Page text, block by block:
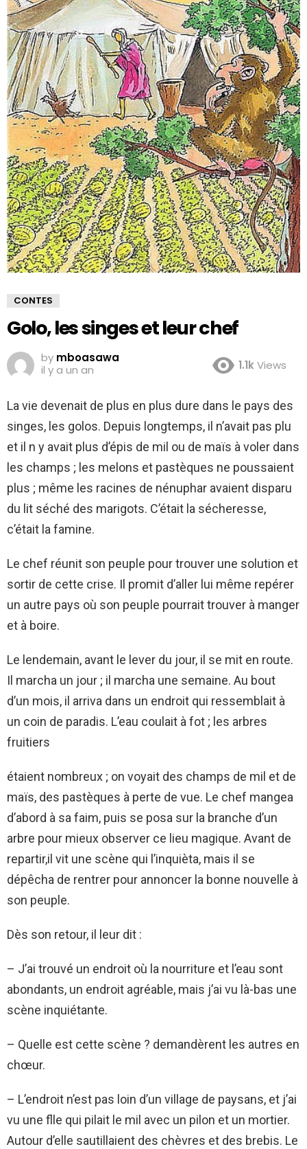
CONTES
Golo, les singes et leur chef
by mboasawa
il y a un an
1.1kViews
La vie devenait de plus en plus dure dans le pays des
singes, les golos. Depuis longtemps, il n’avait pas plu
et il n y avait plus d’épis de mil ou de maïs à voler dans
les champs ; les melons et pastèques ne poussaient
plus ; même les racines de nénuphar avaient disparu
du lit séché des marigots. C’était la sécheresse,
c’était la famine.
Le chef réunit son peuple pour trouver une solution et
sortir de cette crise. Il promit d’aller lui même repérer
un autre pays où son peuple pourrait trouver à manger
et à boire.
Le lendemain, avant le lever du jour, il se mit en route.
Il marcha un jour ; il marcha une semaine. Au bout
d’un mois, il arriva dans un endroit qui ressemblait à
un coin de paradis. L’eau coulait à fot ; les arbres
fruitiers
étaient nombreux ; on voyait des champs de mil et de
maïs, des pastèques à perte de vue. Le chef mangea
d’abord à sa faim, puis se posa sur la branche d’un
arbre pour mieux observer ce lieu magique. Avant de
repartir,il vit une scène qui l’inquièta, mais il se
dépêcha de rentrer pour annoncer la bonne nouvelle à
son peuple.
Dès son retour, il leur dit :
– J’ai trouvé un endroit où la nourriture et l’eau sont
abondants, un endroit agréable, mais j’ai vu là-bas une
scène inquiétante.
– Quelle est cette scène ? demandèrent les autres en
chœur.
– L’endroit n’est pas loin d’un village de paysans, et j’ai
vu une flle qui pilait le mil avec un pilon et un mortier.
Autour d’elle sautillaient des chèvres et des brebis. Le